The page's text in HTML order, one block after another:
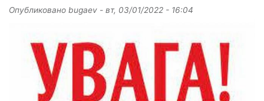
Опубликовано bugaev - вт, 03/01/2022 - 16:04